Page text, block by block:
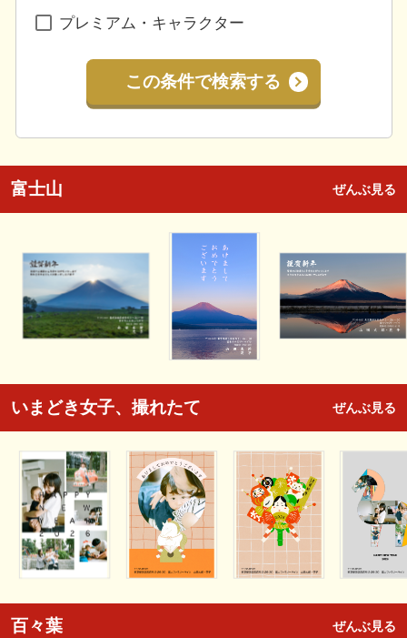
プレミアム・キャラクター
この条件で検索する
富士山 ぜんぶ見る
いまどき女子、撮れたて ぜんぶ見る
百々葉 ぜんぶ見る